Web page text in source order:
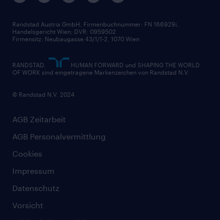
Widerrufsformular
AGB Zeitarbeit
AGB Personalvermittlung
Cookies
Impressum
Datenschutz
Vorsicht
Randstad Austria GmbH, Firmenbuchnummer: FN 166929i,
Handelsgericht Wien; DVR: 0959502
Firmensitz: Neubaugasse 43/1/1-2, 1070 Wien
RANDSTAD,
HUMAN FORWARD und SHAPING THE WORLD
OF WORK sind eingetragene Markenzeichen von Randstad N.V.
© Randstad N.V. 2024